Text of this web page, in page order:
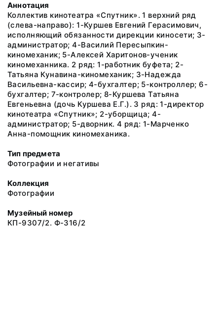
Аннотация
Коллектив кинотеатра «Спутник». 1 верхний ряд
(слева-направо): 1-Куршев Евгений Герасимович,
исполняющий обязанности дирекции киносети; 3-
администратор; 4-Василий Пересыпкин-
киномеханик; 5-Алексей Харитонов-ученик
киномеханника. 2 ряд: 1-работник буфета; 2-
Татьяна Кунавина-киномеханик; 3-Надежда
Васильевна-кассир; 4-бухгалтер; 5-контроллер; 6-
бухгалтер; 7-контролер; 8-Куршева Татьяна
Евгеньевна (дочь Куршева Е.Г.). 3 ряд: 1-директор
кинотеатра «Спутник»; 2-уборщица; 4-
администратор; 5-дворник. 4 ряд: 1-Марченко
Анна-помощник киномеханика.
Тип предмета
Фотографии и негативы
Коллекция
Фотографии
Музейный номер
КП-9307/2. Ф-316/2